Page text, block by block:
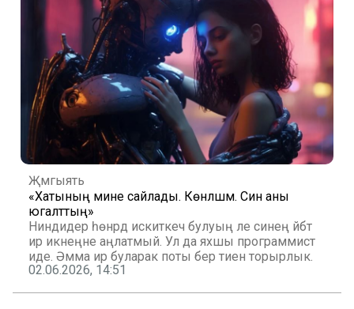
Җәмгыять
«Хатының мине сайлады. Көнләшмә. Син аны
югалттың»
Ниндидер һөнәрдә искиткеч булуың әле синең әйбәт
ир икәнеңне аңлатмый. Ул да яхшы программист
иде. Әмма ир буларак поты бер тиен торырлык.
02.06.2026, 14:51